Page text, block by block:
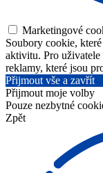
Marketingové
Soubory cookie,
aktivitu. Pro
reklamy, které jsou
Přijmout vše a zavřít
Přijmout moje volby
Pouze nezbytné
Zpět